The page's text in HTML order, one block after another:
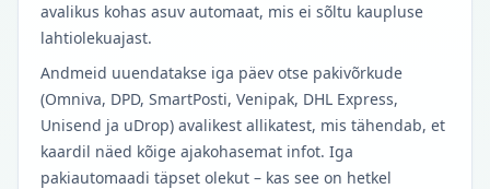
avalikus kohas asuv automaat, mis ei sõltu kaupluse
lahtiolekuajast.
Andmeid uuendatakse iga päev otse pakivõrkude
(Omniva, DPD, SmartPosti, Venipak, DHL Express,
Unisend ja uDrop) avalikest allikatest, mis tähendab, et
kaardil näed kõige ajakohasemat infot. Iga
pakiautomaadi täpset olekut – kas see on hetkel